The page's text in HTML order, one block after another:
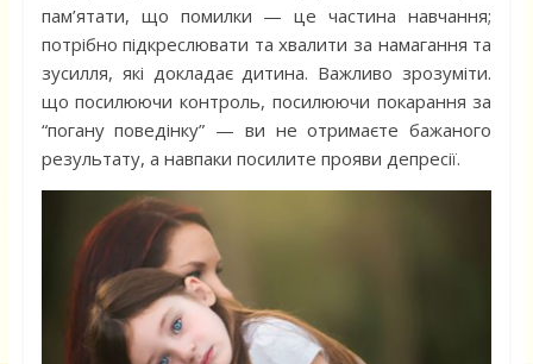
пам’ятати, що помилки — це частина навчання;
потрібно підкреслювати та хвалити за намагання та
зусилля, які докладає дитина. Важливо зрозуміти.
що посилюючи контроль, посилюючи покарання за
“погану поведінку” — ви не отримаєте бажаного
результату, а навпаки посилите прояви депресії.